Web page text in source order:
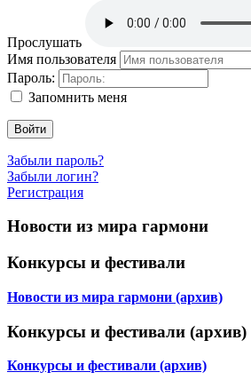
Прослушать
Имя пользователя
Пароль:
Запомнить меня
Войти
Забыли пароль?
Забыли логин?
Регистрация
Новости из мира гармони
Конкурсы и фестивали
Новости из мира гармони (архив)
Конкурсы и фестивали (архив)
Конкурсы и фестивали (архив)